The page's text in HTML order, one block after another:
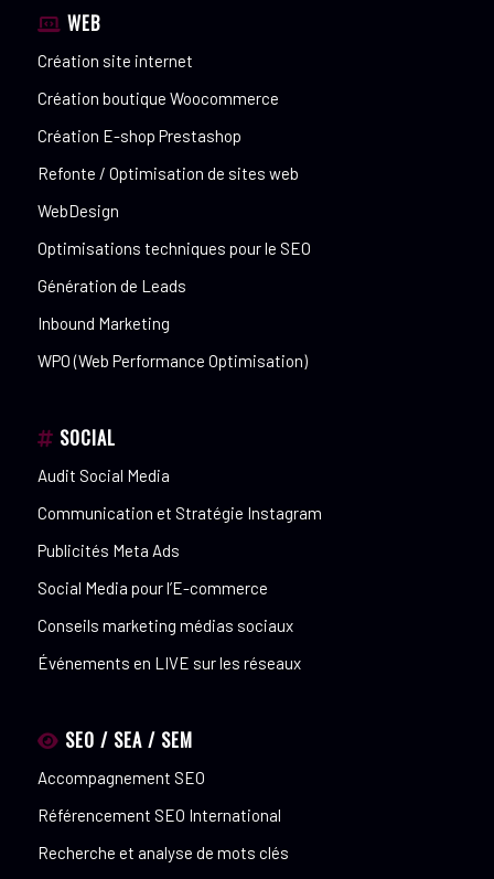
WEB
Création site internet
Création boutique Woocommerce
Création E-shop Prestashop
Refonte / Optimisation de sites web
WebDesign
Optimisations techniques pour le SEO
Génération de Leads
Inbound Marketing
WPO (Web Performance Optimisation)
SOCIAL
Audit Social Media
Communication et Stratégie Instagram
Publicités Meta Ads
Social Media pour l’E-commerce
Conseils marketing médias sociaux
Événements en LIVE sur les réseaux
SEO / SEA / SEM
Accompagnement SEO
Référencement SEO International
Recherche et analyse de mots clés